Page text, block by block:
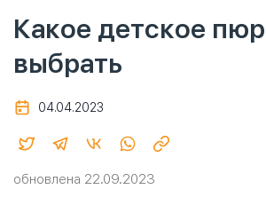
Какое детское
выбрать
04.04.2023
обновлена 22.09.2023